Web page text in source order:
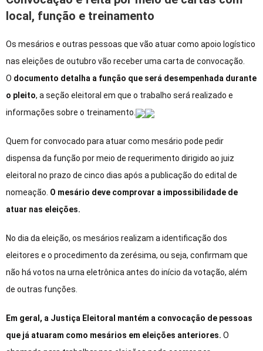
local, função e treinamento
Os mesários e outras pessoas que vão atuar como apoio logístico
nas eleições de outubro vão receber uma carta de convocação.
O documento detalha a função que será desempenhada durante
o pleito, a seção eleitoral em que o trabalho será realizado e
informações sobre o treinamento.
Quem for convocado para atuar como mesário pode pedir
dispensa da função por meio de requerimento dirigido ao juiz
eleitoral no prazo de cinco dias após a publicação do edital de
nomeação. O mesário deve comprovar a impossibilidade de
atuar nas eleições.
No dia da eleição, os mesários realizam a identificação dos
eleitores e o procedimento da zerésima, ou seja, confirmam que
não há votos na urna eletrônica antes do início da votação, além
de outras funções.
Em geral, a Justiça Eleitoral mantém a convocação de pessoas
que já atuaram como mesários em eleições anteriores. O